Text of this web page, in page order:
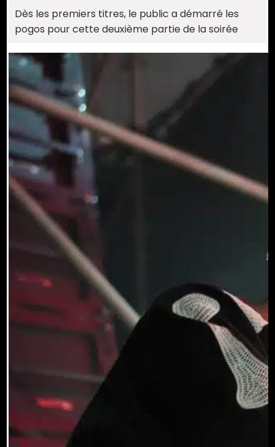
Dès les premiers titres, le public a démarré les
pogos pour cette deuxième partie de la soirée